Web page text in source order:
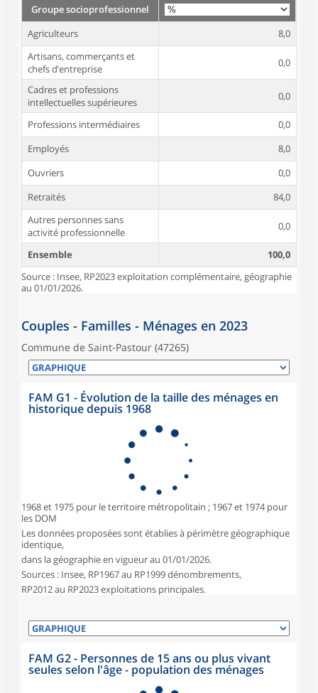
Groupe socioprofessionnel
Agriculteurs
8,0
Artisans, commerçants et
chefs d’entreprise
0,0
Cadres et professions
intellectuelles supérieures
0,0
Professions intermédiaires
0,0
Employés
8,0
Ouvriers
0,0
Retraités
84,0
Autres personnes sans
activité professionnelle
0,0
Ensemble
100,0
Source : Insee, RP2023 exploitation complémentaire, géographie
au 01/01/2026.
Couples - Familles - Ménages en 2023
Commune de Saint-Pastour (47265)
FAM G1 - Évolution de la taille des ménages en
historique depuis 1968
1968 et 1975 pour le territoire métropolitain ; 1967 et 1974 pour
les DOM
Les données proposées sont établies à périmètre géographique
identique,
dans la géographie en vigueur au 01/01/2026.
Sources : Insee, RP1967 au RP1999 dénombrements,
RP2012 au RP2023 exploitations principales.
FAM G2 - Personnes de 15 ans ou plus vivant
seules selon l'âge - population des ménages